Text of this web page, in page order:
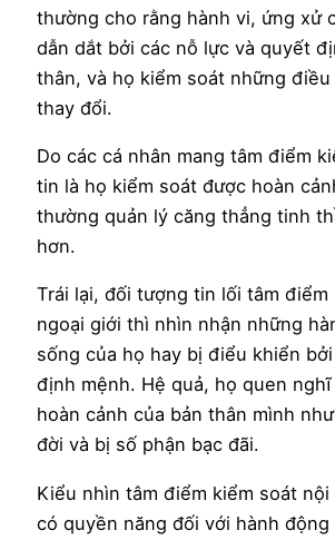
thường cho rằng hành vi, ứng xử
dẫn dắt bởi các nỗ lực và quyết
thân, và họ kiểm soát những
thay đổi.
Do các cá nhân mang tâm điểm
tin là họ kiểm soát được hoàn
thường quản lý căng thẳng tinh
hơn.
Trái lại, đối tượng tin lối tâm điểm
ngoại giới thì nhìn nhận những
sống của họ hay bị điểu khiển
định mệnh. Hệ quả, họ quen
hoàn cảnh của bản thân mình
đời và bị số phận bạc đãi.
Kiểu nhìn tâm điểm kiểm soát
có quyền năng đối với hành động